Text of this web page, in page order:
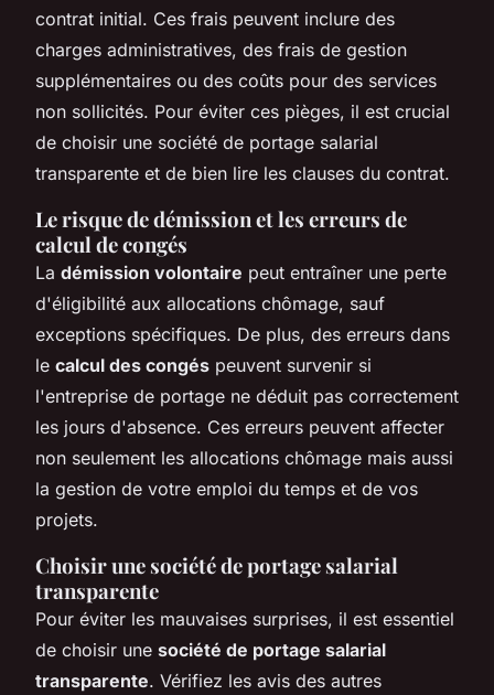
contrat initial. Ces frais peuvent inclure des
charges administratives, des frais de gestion
supplémentaires ou des coûts pour des services
non sollicités. Pour éviter ces pièges, il est crucial
de choisir une société de portage salarial
transparente et de bien lire les clauses du contrat.
Le risque de démission et les erreurs de
calcul de congés
La démission volontaire peut entraîner une perte
d'éligibilité aux allocations chômage, sauf
exceptions spécifiques. De plus, des erreurs dans
le calcul des congés peuvent survenir si
l'entreprise de portage ne déduit pas correctement
les jours d'absence. Ces erreurs peuvent affecter
non seulement les allocations chômage mais aussi
la gestion de votre emploi du temps et de vos
projets.
Choisir une société de portage salarial
transparente
Pour éviter les mauvaises surprises, il est essentiel
de choisir une société de portage salarial
transparente. Vérifiez les avis des autres